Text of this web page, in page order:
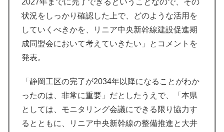
2027年までに完了できるということなので、その
状況をしっかり確認した上で、どのような活用を
していくべきかを、リニア中央新幹線建設促進期
成同盟会において考えていきたい」とコメントを
発表。
「静岡工区の完了が2034年以降になることがわか
ったのは、非常に重要」だとしたうえで、「本県
としては、モニタリング会議にできる限り協力す
るとともに、リニア中央新幹線の整備推進と大井